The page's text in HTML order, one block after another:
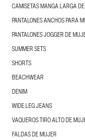
CAMISETAS MANGA LARGA
PANTALONES ANCHOS PARA
PANTALONES JOGGER DE
SUMMER SETS
SHORTS
BEACHWEAR
DENIM
WIDE LEG JEANS
VAQUEROS TIRO ALTO DE
FALDAS DE MUJER